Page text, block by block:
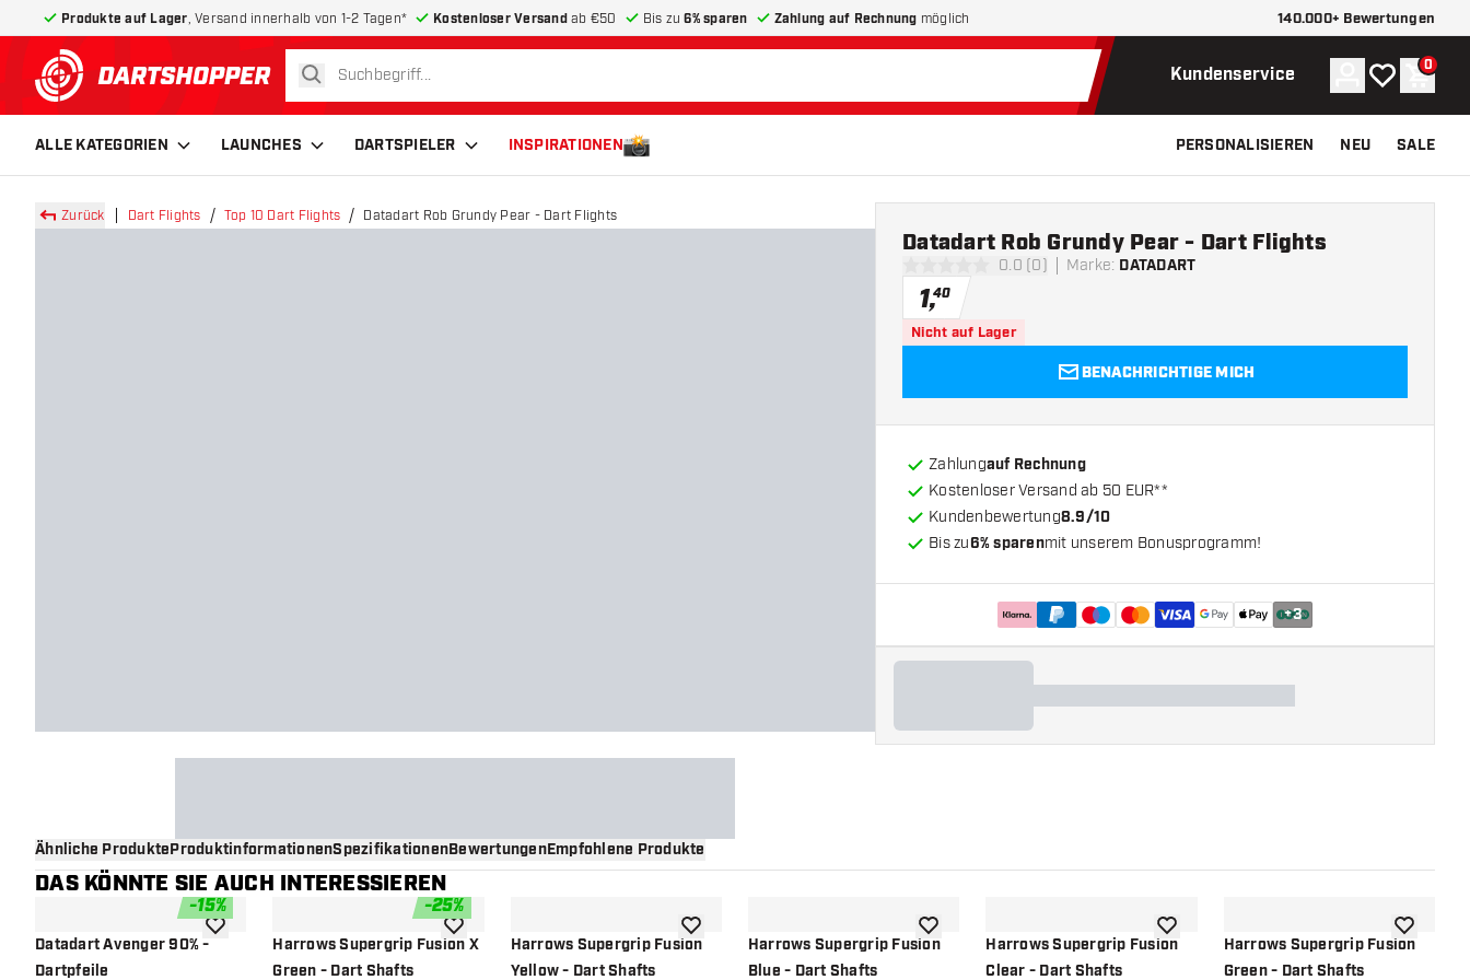
Produkte auf Lager , Versand innerhalb von 1-2 Tagen* Kostenloser Versandab €50 Bis zu6% sparen Zahlung auf Rechnung möglich 140.000+ Bewertungen
zurück zur Startseite
suchen Kundenservice Konto
Meine 0
ALLE KATEGORIEN LAUNCHES DARTSPIELER INSPIRATIONEN PERSONALISIEREN NEU SALE
Zurück Dart Flights Top 10 Dart Flights Datadart Rob Grundy Pear - Dart Flights
0 Bewertungssterne
0.0 (0) Marke: DATADART
Datadart Rob Grundy Pear - Dart Flights
1,40
Nicht auf Lager
BENACHRICHTIGE MICH
Zahlungauf Rechnung
Kostenloser Versand ab 50 EUR**
Kundenbewertung8.9/10
Bis zu6% sparenmit unserem Bonusprogramm!
+3
Ähnliche ProdukteProduktinformationenSpezifikationenBewertungenEmpfohlene Produkte
DAS KÖNNTE SIE AUCH INTERESSIEREN
-15%
Datadart Avenger 90% -
Dartpfeile
Zur Wunschliste hinzufügen
-25%
Harrows Supergrip Fusion X
Green - Dart Shafts
Zur Wunschliste hinzufügen
Harrows Supergrip Fusion
Yellow - Dart Shafts
Zur Wunschliste hinzufügen
Harrows Supergrip Fusion
Blue - Dart Shafts
Zur Wunschliste hinzufügen
Harrows Supergrip Fusion
Clear - Dart Shafts
Zur Wunschliste hinzufügen
Harrows Supergrip Fusion
Green - Dart Shafts
Zur